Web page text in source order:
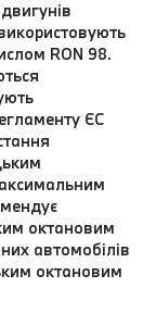
RON 98.
ЄС
октановим
автомобілів
октановим